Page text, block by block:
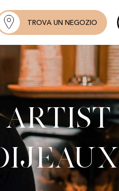
TROVA UN NEGOZIO
Artist